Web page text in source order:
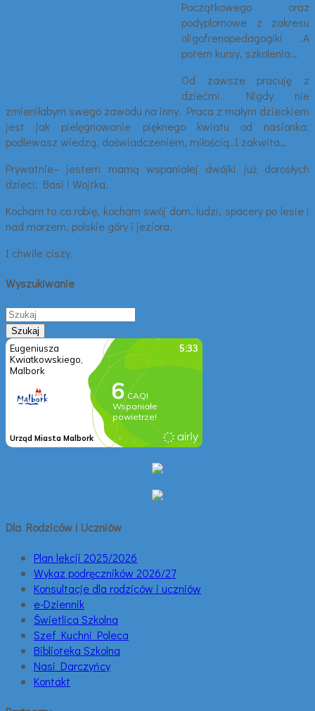
Początkowego oraz
podyplomowe z zakresu
oligofrenopedagogiki .A
potem kursy, szkolenia…
Od zawsze pracuję z
dziećmi. Nigdy nie
zmieniłabym swego zawodu na inny. Praca z małym dzieckiem
jest jak pielęgnowanie pięknego kwiatu od nasionka:
podlewasz wiedzą, doświadczeniem, miłością..I zakwita…
Prywatnie– jestem mamą wspaniałej dwójki już dorosłych
dzieci: Basi i Wojtka.
Kocham to co robię, kocham swój dom, ludzi, spacery po lesie i
nad morzem, polskie góry i jeziora.
I chwile ciszy.
Wyszukiwanie
Dla Rodziców i Uczniów
Plan lekcji 2025/2026
Wykaz podręczników 2026/27
Konsultacje dla rodziców i uczniów
e-Dziennik
Świetlica Szkolna
Szef Kuchni Poleca
Biblioteka Szkolna
Nasi Darczyńcy
Kontakt